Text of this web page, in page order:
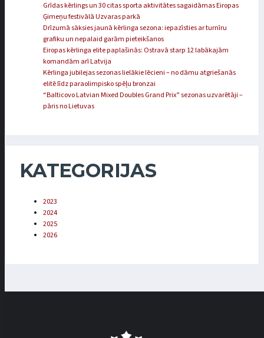
Grīdas kērlings un 30 citas sporta aktivitātes sagaidāmas Eiropas
Ģimeņu festivālā Uzvaras parkā
Drīzumā sāksies jaunā kērlinga sezona: iepazīsties ar turnīru
grafiku un nepalaid garām pieteikšanos
Eiropas kērlinga elite paplašinās: Ostravā starp 12 labākajām
komandām arī Latvija
Kērlinga jubilejas sezonas lielākie lēcieni – no dāmu atgriešanās
elitē līdz paraolimpisko spēļu bronzai
“Balticovo Latvian Mixed Doubles Grand Prix” sezonas uzvarētāji –
pāris no Lietuvas
KATEGORIJAS
2023
2024
2025
2026